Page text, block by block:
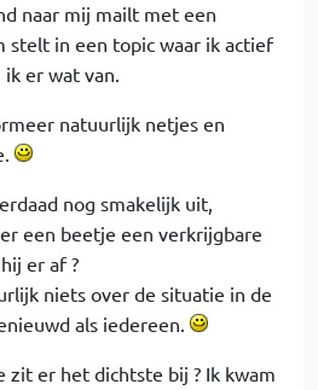
naar mij mailt met een
stelt in een topic waar ik actief
er wat van.
natuurlijk netjes en
nog smakelijk uit,
een beetje een verkrijgbare
er af ?
niets over de situatie in de
als iedereen.
zit er het dichtste bij ? Ik kwam